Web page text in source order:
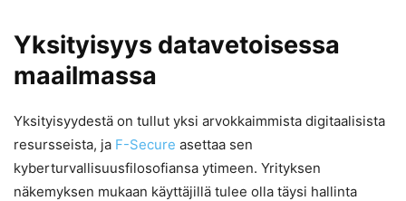
Yksityisyys datavetoisessa
maailmassa
Yksityisyydestä on tullut yksi arvokkaimmista digitaalisista
resursseista, ja F-Secure asettaa sen
kyberturvallisuusfilosofiansa ytimeen. Yrityksen
näkemyksen mukaan käyttäjillä tulee olla täysi hallinta